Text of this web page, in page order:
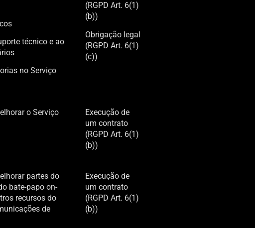
técnico e ao
no Serviço
(RGPD Art. 6(1)
(b))
Obrigação legal
(RGPD Art. 6(1)
(c))
o Serviço
Execução de
um contrato
(RGPD Art. 6(1)
(b))
partes do
bate-papo on-
recursos do
de
Execução de
um contrato
(RGPD Art. 6(1)
(b))